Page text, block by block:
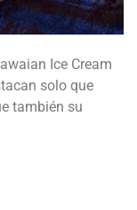
Ice Cream
solo que
también su